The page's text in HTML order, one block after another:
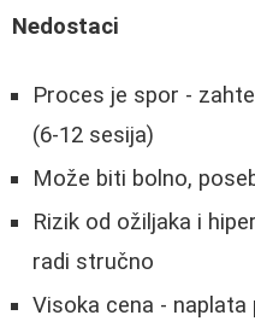
Nedostaci
Proces je spor -
(6-12 sesija)
Može biti bolno,
Rizik od ožiljaka i
radi stručno
Visoka cena -